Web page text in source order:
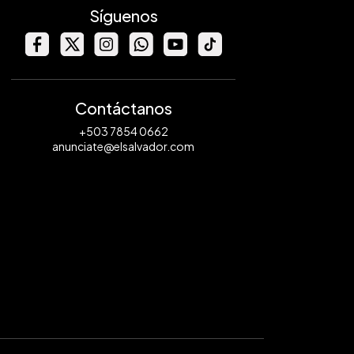
Síguenos
Contáctanos
+503 7854 0662
anunciate@elsalvador.com